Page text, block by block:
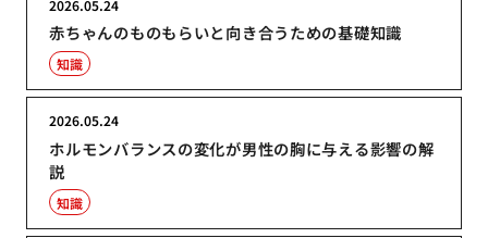
赤ちゃんのものもらいと向き合うための基礎知識
2026.05.24
知識
ホルモンバランスの変化が男性の胸に与える影響の解
説
2026.05.24
知識